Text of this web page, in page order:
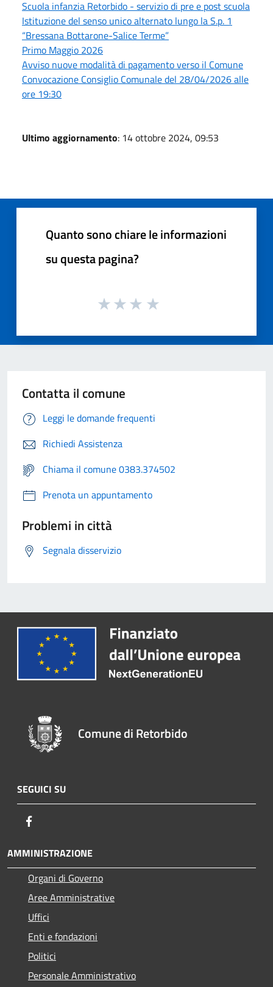
Scuola infanzia Retorbido - servizio di pre e post scuola
Istituzione del senso unico alternato lungo la S.p. 1
“Bressana Bottarone-Salice Terme”
Primo Maggio 2026
Avviso nuove modalità di pagamento verso il Comune
Convocazione Consiglio Comunale del 28/04/2026 alle
ore 19:30
Ultimo aggiornamento: 14 ottobre 2024, 09:53
Quanto sono chiare le informazioni
su questa pagina?
Contatta il comune
Leggi le domande frequenti
Richiedi Assistenza
Chiama il comune 0383.374502
Prenota un appuntamento
Problemi in città
Segnala disservizio
Comune di Retorbido
SEGUICI SU
AMMINISTRAZIONE
Organi di Governo
Aree Amministrative
Uffici
Enti e fondazioni
Politici
Personale Amministrativo